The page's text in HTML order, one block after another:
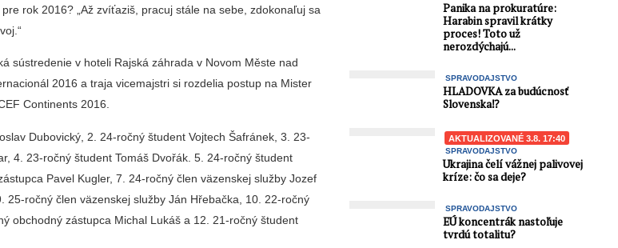
rok 2016? „Až zvíťaziš, pracuj stále na sebe, zdokonaľuj sa
sústredenie v hoteli Rajská záhrada v Novom Měste nad
2016 a traja vicemajstri si rozdelia postup na Mister
Continents 2016.
Dubovický, 2. 24-ročný študent Vojtech Šafránek, 3. 23-
4. 23-ročný študent Tomáš Dvořák. 5. 24-ročný študent
Pavel Kugler, 7. 24-ročný člen väzenskej služby Jozef
25-ročný člen väzenskej služby Ján Hřebačka, 10. 22-ročný
obchodný zástupca Michal Lukáš a 12. 21-ročný študent
Panika na prokuratúre:
Harabin spravil krátky
proces! Toto už
nerozdýchajú...
SPRAVODAJSTVO
HLADOVKA za budúcnosť
Slovenska⁉️
AKTUALIZOVANÉ 3.8. 17:40
SPRAVODAJSTVO
Ukrajina čelí vážnej palivovej
kríze: čo sa deje?
SPRAVODAJSTVO
EÚ koncentrák nastoľuje
tvrdú totalitu?